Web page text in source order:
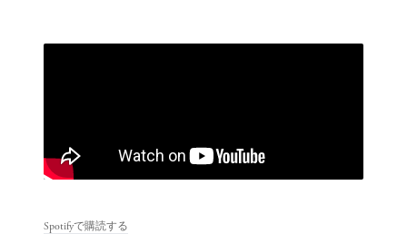
Spotifyで購読する